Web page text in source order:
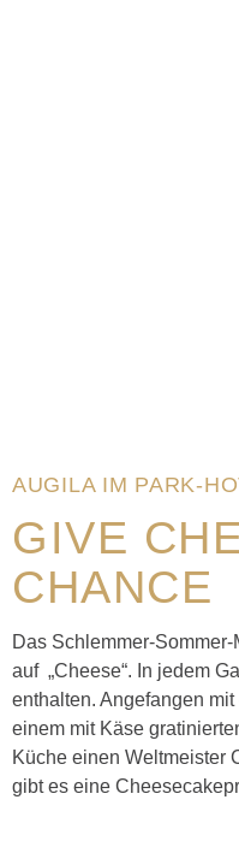
AUGILA IM PARK-
GIVE
CHANCE
Das Schlemmer-
auf „Cheese“. In jedem
enthalten. Angefangen
einem mit Käse
Küche einen Weltmeister
gibt es eine